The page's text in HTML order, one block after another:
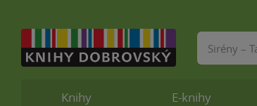
Knihy E-knihy